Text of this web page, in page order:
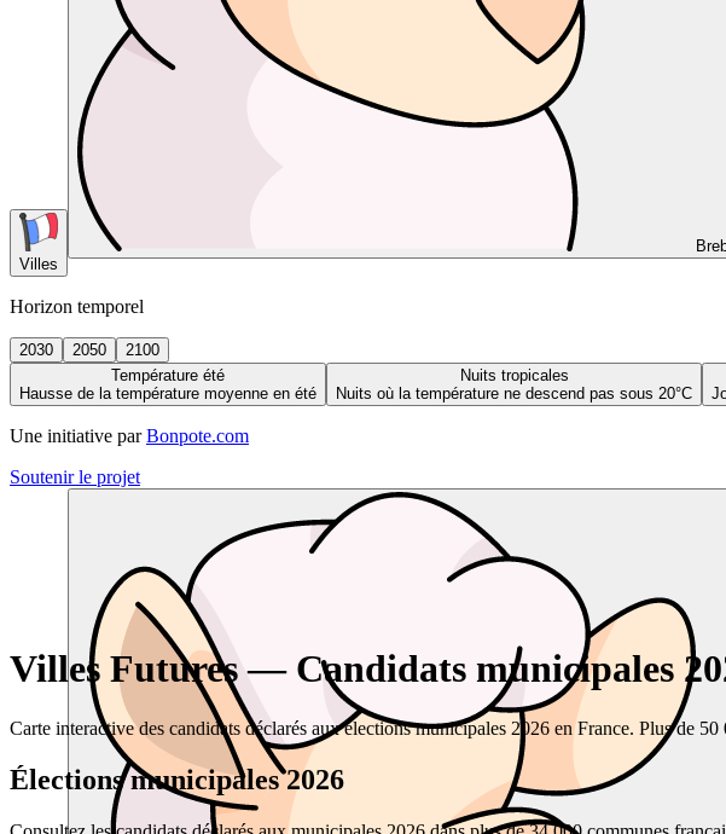
Villes
Horizon temporel
2030 2050
2100
Température été
Hausse de la température moyenne en été
Nuits tropicales
Nuits où la température ne descend pas sous 20°C
Une initiative par Bonpote.com
Soutenir le projet
Villes Futures — Candidats municipales
Carte interactive des candidats déclarés aux élections municipales 2026 en France. Plus de
Élections municipales 2026